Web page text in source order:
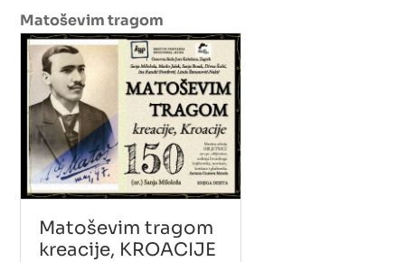
Matoševim tragom
Matoševim tragom
kreacije, KROACIJE